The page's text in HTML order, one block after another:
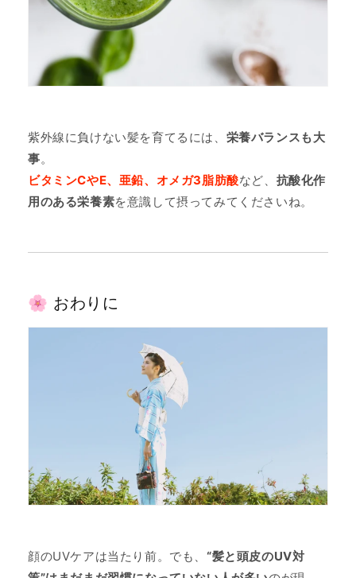
紫外線に負けない髪を育てるには、 栄養バランスも大
事。
ビタミンCやE、亜鉛、オメガ3脂肪酸など、 抗酸化作
用のある栄養素を意識して摂ってみてくださいね。
🌸 おわりに
顔のUVケアは当たり前。でも、 “髪と頭皮のUV対